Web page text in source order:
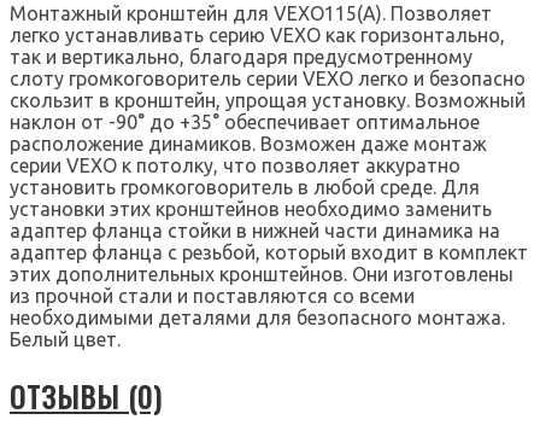
Монтажный кронштейн для VEXO115(A). Позволяет
легко устанавливать серию VEXO как горизонтально,
так и вертикально, благодаря предусмотренному
слоту громкоговоритель серии VEXO легко и безопасно
скользит в кронштейн, упрощая установку. Возможный
наклон от -90° до +35° обеспечивает оптимальное
расположение динамиков. Возможен даже монтаж
серии VEXO к потолку, что позволяет аккуратно
установить громкоговоритель в любой среде. Для
установки этих кронштейнов необходимо заменить
адаптер фланца стойки в нижней части динамика на
адаптер фланца с резьбой, который входит в комплект
этих дополнительных кронштейнов. Они изготовлены
из прочной стали и поставляются со всеми
необходимыми деталями для безопасного монтажа.
Белый цвет.
ОТЗЫВЫ (0)